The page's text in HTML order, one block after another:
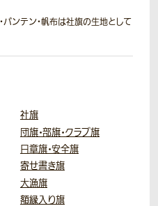
バンテン・帆布は社旗の生地として
社旗
団旗・部旗・クラブ旗
日章旗・安全旗
寄せ書き旗
大漁旗
額縁入り旗